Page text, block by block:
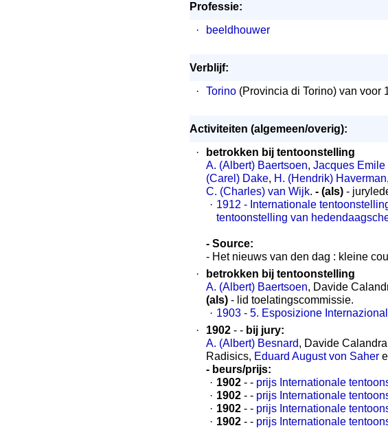
Professie:
·
beeldhouwer
Verblijf:
·
Torino (Provincia di Torino) van voor
Activiteiten (algemeen/overig):
·
betrokken bij tentoonstelling
A. (Albert) Baertsoen, Jacques
(Carel) Dake, H. (Hendrik) Haverman,
C. (Charles) van Wijk. - (als) -
· 1912 - Internationale
tentoonstelling van
- Source:
- Het nieuws van den dag : kleine
·
betrokken bij tentoonstelling
A. (Albert) Baertsoen, Davide
(als) - lid toelatingscommissie.
· 1903 - 5. Esposizione
·
1902 - - bij jury:
A. (Albert) Besnard, Davide
Radisics, Eduard August von Saher
- beurs/prijs:
· 1902 - - prijs Internationale
· 1902 - - prijs Internationale
· 1902 - - prijs Internationale
· 1902 - - prijs Internationale